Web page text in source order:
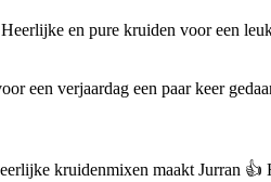
en pure kruiden voor een
een verjaardag een paar keer
kruidenmixen maakt Jurran 👍